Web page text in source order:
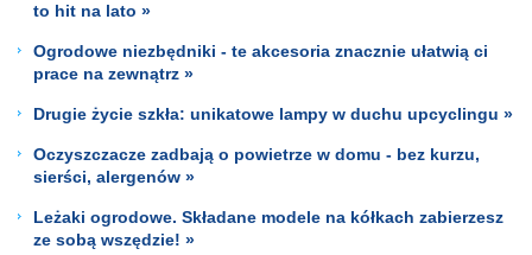
to hit na lato »
Ogrodowe niezbędniki - te akcesoria znacznie ułatwią ci
prace na zewnątrz »
Drugie życie szkła: unikatowe lampy w duchu upcyclingu »
Oczyszczacze zadbają o powietrze w domu - bez kurzu,
sierści, alergenów »
Leżaki ogrodowe. Składane modele na kółkach zabierzesz
ze sobą wszędzie! »